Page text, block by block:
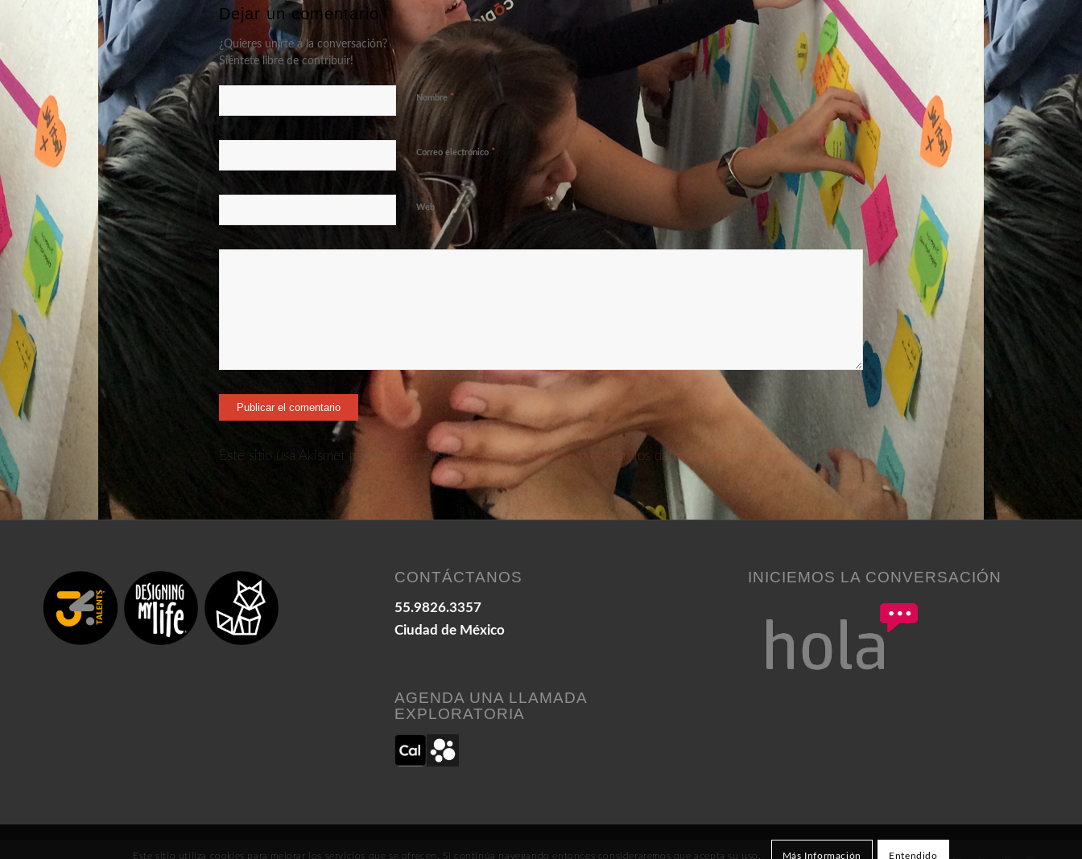
Dejar un comentario
¿Quieres unirte a la conversación?
Siéntete libre de contribuir!
Nombre *
Correo electrónico *
Web
Este sitio usa Akismet para reducir el spam.Aprende cómo se procesan los datos de tus comentarios.
CONTÁCTANOS
55.9826.3357
Ciudad de México
AGENDA UNA LLAMADA
EXPLORATORIA
INICIEMOS LA CONVERSACIÓN
Este sitio utiliza cookies para mejorar los servicios que se ofrecen. Si continúa navegando entonces consideraremos que acepta su uso. Más Información Entendido